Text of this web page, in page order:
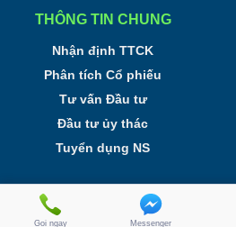
THÔNG TIN CHUNG
Nhận định TTCK
Phân tích Cổ phiếu
Tư vấn Đầu tư
Đầu tư ủy thác
Tuyển dụng NS
Đầu tư Cổ phiếu - Phân tích
Gọi ngay Messenger